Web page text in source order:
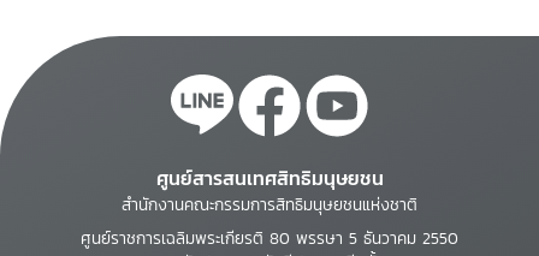
ศูนย์สารสนเทศสิทธิมนุษยชน
สำนักงานคณะกรรมการสิทธิมนุษยชนแห่งชาติ
ศูนย์ราชการเฉลิมพระเกียรติ 80 พรรษา 5 ธันวาคม 2550